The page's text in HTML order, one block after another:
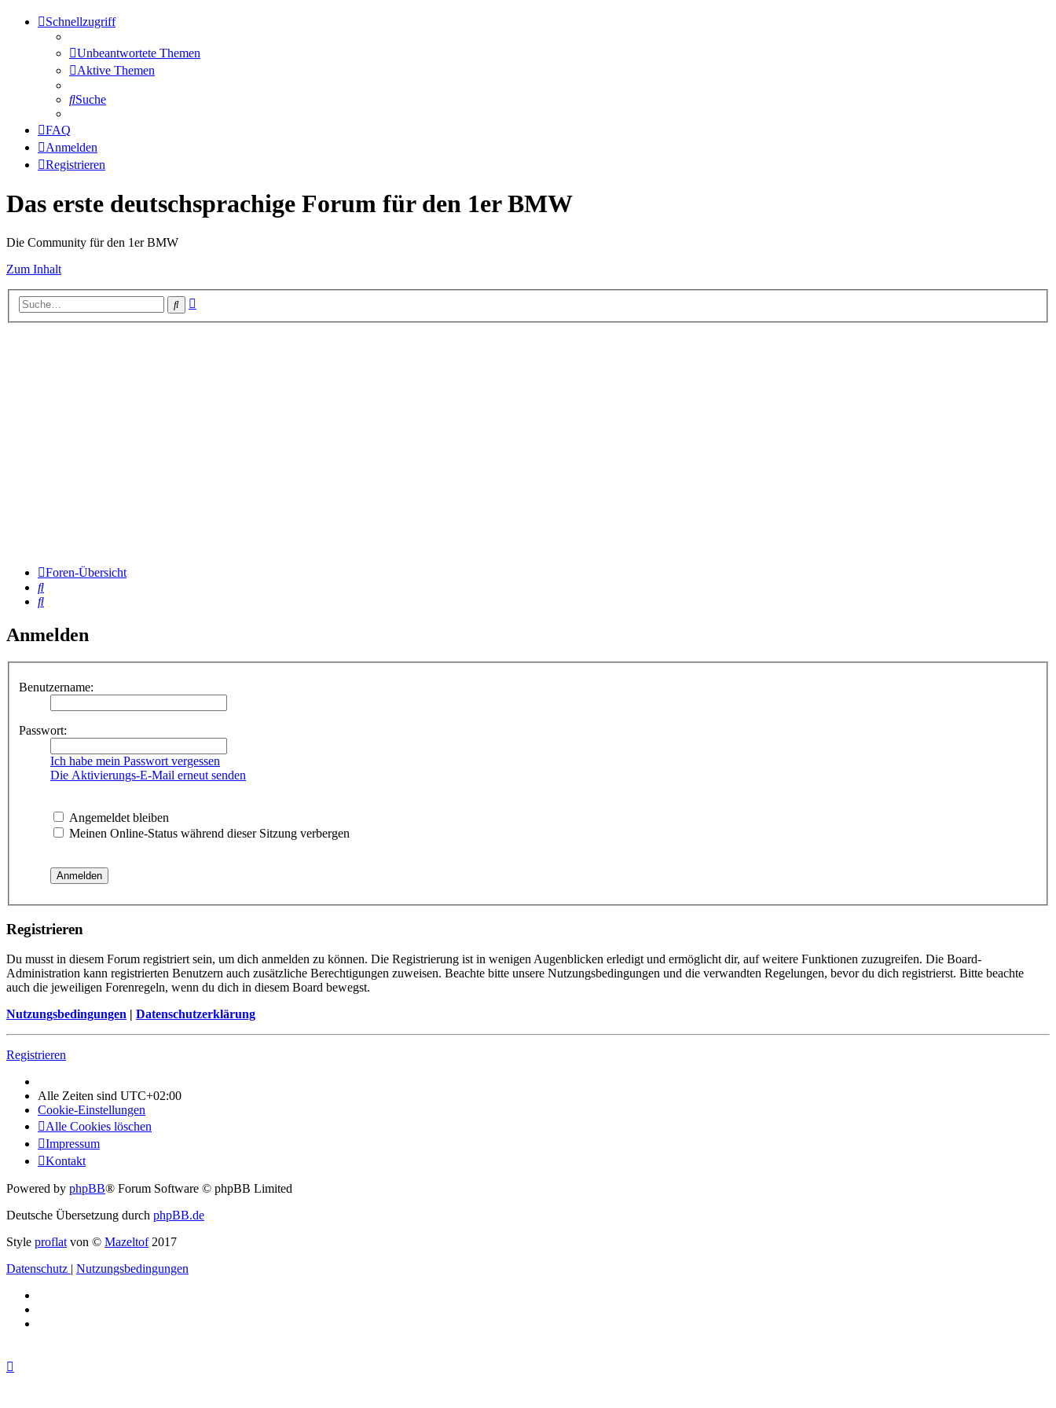
Schnellzugriff
Unbeantwortete Themen
Aktive Themen
Suche
FAQ
Anmelden
Registrieren
Das erste deutschsprachige Forum für den 1er BMW
Die Community für den 1er BMW
Zum Inhalt
Suche
Foren-Übersicht
Suche
Suche
Anmelden
Benutzername:
Passwort:
Ich habe mein Passwort vergessen
Die Aktivierungs-E-Mail erneut senden
Angemeldet bleiben
Meinen Online-Status während dieser Sitzung verbergen
Registrieren
Du musst in diesem Forum registriert sein, um dich anmelden zu können. Die Registrierung ist in wenigen Augenblicken erledigt und ermöglicht dir, auf weitere Funktionen zuzugreifen. Die Board-
Administration kann registrierten Benutzern auch zusätzliche Berechtigungen zuweisen. Beachte bitte unsere Nutzungsbedingungen und die verwandten Regelungen, bevor du dich registrierst. Bitte beachte
auch die jeweiligen Forenregeln, wenn du dich in diesem Board bewegst.
Nutzungsbedingungen | Datenschutzerklärung
Registrieren
Alle Zeiten sind UTC+02:00
Cookie-Einstellungen
Alle Cookies löschen
Impressum
Kontakt
Powered by phpBB® Forum Software © phpBB Limited
Deutsche Übersetzung durch phpBB.de
Style proflat von © Mazeltof2017
Datenschutz | Nutzungsbedingungen